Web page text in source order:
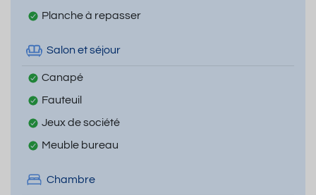
Planche à repasser
Salon et séjour
Canapé
Fauteuil
Jeux de société
Meuble bureau
Chambre